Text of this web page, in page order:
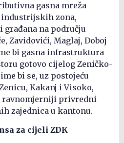
gasna mreža
zona,
na području
Zavidovići, Maglaj, Doboj
bi gasna infrastruktura
gotovo cijelog Zeničko-
bi se, uz postojeću
Kakanj i Visoko,
ravnomjerniji privredni
zajednica u kantonu.
za cijeli ZDK